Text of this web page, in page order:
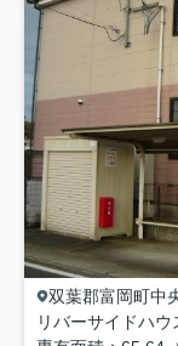
双葉郡富岡町中
リバーサイドハウ